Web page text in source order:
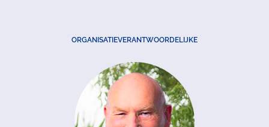
ORGANISATIEVERANTWOORDELIJKE